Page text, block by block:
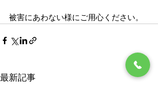
被害にあわない様にご用心ください。
最新記事